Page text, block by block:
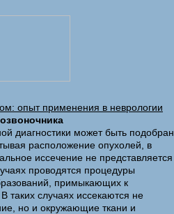
опыт применения в неврологии
диагностики может быть подобран
расположение опухолей, в
иссечение не представляется
проводятся процедуры
примыкающих к
таких случаях иссекаются не
но и окружающие ткани и